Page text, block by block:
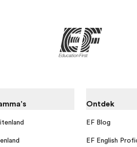
Ontdek
EF Blog
EF English